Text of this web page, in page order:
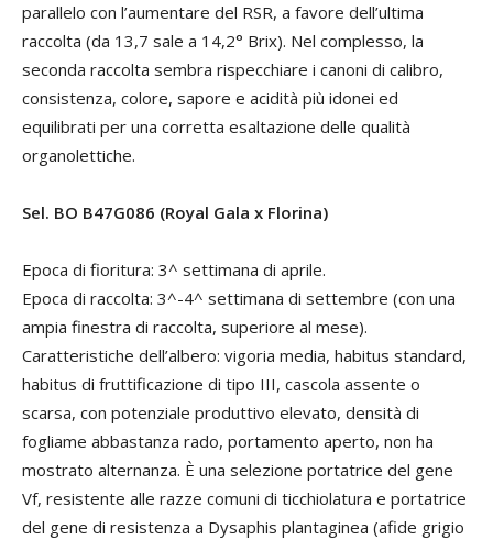
parallelo con l’aumentare del RSR, a favore dell’ultima
raccolta (da 13,7 sale a 14,2° Brix). Nel complesso, la
seconda raccolta sembra rispecchiare i canoni di calibro,
consistenza, colore, sapore e acidità più idonei ed
equilibrati per una corretta esaltazione delle qualità
organolettiche.
Sel. BO B47G086 (Royal Gala x Florina)
Epoca di fioritura: 3^ settimana di aprile.
Epoca di raccolta: 3^-4^ settimana di settembre (con una
ampia finestra di raccolta, superiore al mese).
Caratteristiche dell’albero: vigoria media, habitus standard,
habitus di fruttificazione di tipo III, cascola assente o
scarsa, con potenziale produttivo elevato, densità di
fogliame abbastanza rado, portamento aperto, non ha
mostrato alternanza. È una selezione portatrice del gene
Vf, resistente alle razze comuni di ticchiolatura e portatrice
del gene di resistenza a Dysaphis plantaginea (afide grigio